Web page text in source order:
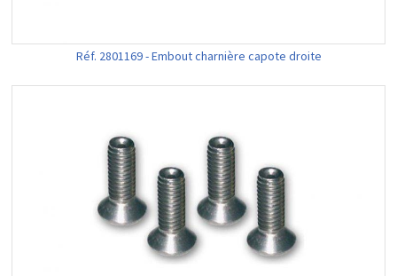
Réf. 2801169 - Embout charnière capote droite